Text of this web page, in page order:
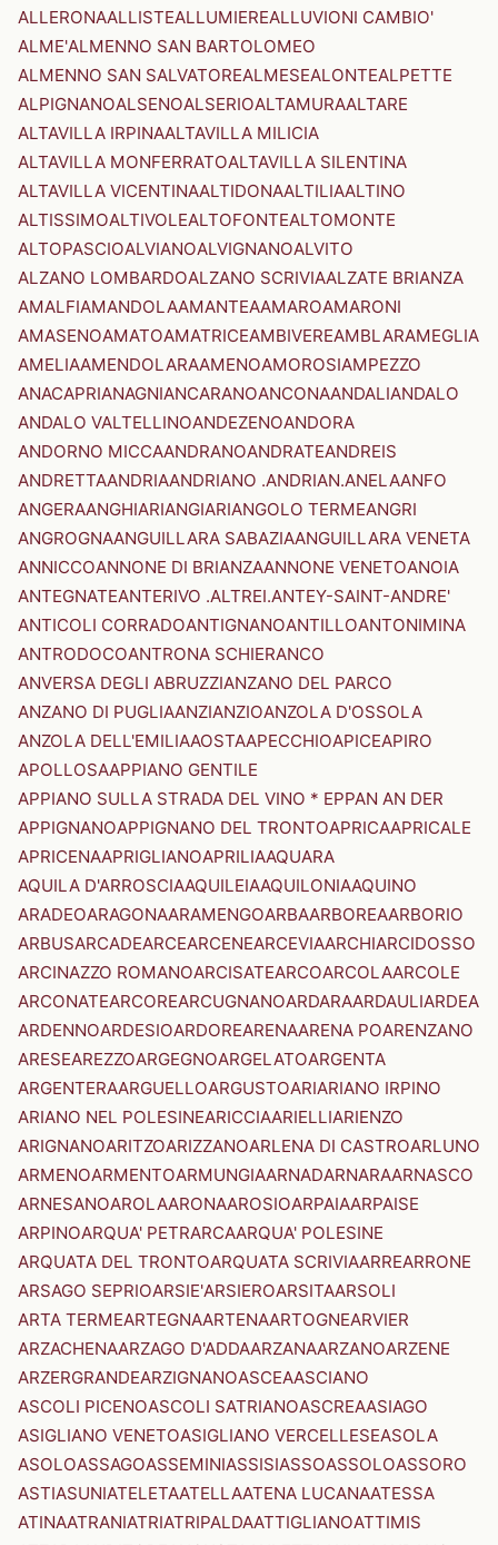
ALLERONAALLISTEALLUMIEREALLUVIONI CAMBIO'
ALME'ALMENNO SAN BARTOLOMEO
ALMENNO SAN SALVATOREALMESEALONTEALPETTE
ALPIGNANOALSENOALSERIOALTAMURAALTARE
ALTAVILLA IRPINAALTAVILLA MILICIA
ALTAVILLA MONFERRATOALTAVILLA SILENTINA
ALTAVILLA VICENTINAALTIDONAALTILIAALTINO
ALTISSIMOALTIVOLEALTOFONTEALTOMONTE
ALTOPASCIOALVIANOALVIGNANOALVITO
ALZANO LOMBARDOALZANO SCRIVIAALZATE BRIANZA
AMALFIAMANDOLAAMANTEAAMAROAMARONI
AMASENOAMATOAMATRICEAMBIVEREAMBLARAMEGLIA
AMELIAAMENDOLARAAMENOAMOROSIAMPEZZO
ANACAPRIANAGNIANCARANOANCONAANDALIANDALO
ANDALO VALTELLINOANDEZENOANDORA
ANDORNO MICCAANDRANOANDRATEANDREIS
ANDRETTAANDRIAANDRIANO .ANDRIAN.ANELAANFO
ANGERAANGHIARIANGIARIANGOLO TERMEANGRI
ANGROGNAANGUILLARA SABAZIAANGUILLARA VENETA
ANNICCOANNONE DI BRIANZAANNONE VENETOANOIA
ANTEGNATEANTERIVO .ALTREI.ANTEY-SAINT-ANDRE'
ANTICOLI CORRADOANTIGNANOANTILLOANTONIMINA
ANTRODOCOANTRONA SCHIERANCO
ANVERSA DEGLI ABRUZZIANZANO DEL PARCO
ANZANO DI PUGLIAANZIANZIOANZOLA D'OSSOLA
ANZOLA DELL'EMILIAAOSTAAPECCHIOAPICEAPIRO
APOLLOSAAPPIANO GENTILE
APPIANO SULLA STRADA DEL VINO * EPPAN AN DER
APPIGNANOAPPIGNANO DEL TRONTOAPRICAAPRICALE
APRICENAAPRIGLIANOAPRILIAAQUARA
AQUILA D'ARROSCIAAQUILEIAAQUILONIAAQUINO
ARADEOARAGONAARAMENGOARBAARBOREAARBORIO
ARBUSARCADEARCEARCENEARCEVIAARCHIARCIDOSSO
ARCINAZZO ROMANOARCISATEARCOARCOLAARCOLE
ARCONATEARCOREARCUGNANOARDARAARDAULIARDEA
ARDENNOARDESIOARDOREARENAARENA POARENZANO
ARESEAREZZOARGEGNOARGELATOARGENTA
ARGENTERAARGUELLOARGUSTOARIARIANO IRPINO
ARIANO NEL POLESINEARICCIAARIELLIARIENZO
ARIGNANOARITZOARIZZANOARLENA DI CASTROARLUNO
ARMENOARMENTOARMUNGIAARNADARNARAARNASCO
ARNESANOAROLAARONAAROSIOARPAIAARPAISE
ARPINOARQUA' PETRARCAARQUA' POLESINE
ARQUATA DEL TRONTOARQUATA SCRIVIAARREARRONE
ARSAGO SEPRIOARSIE'ARSIEROARSITAARSOLI
ARTA TERMEARTEGNAARTENAARTOGNEARVIER
ARZACHENAARZAGO D'ADDAARZANAARZANOARZENE
ARZERGRANDEARZIGNANOASCEAASCIANO
ASCOLI PICENOASCOLI SATRIANOASCREAASIAGO
ASIGLIANO VENETOASIGLIANO VERCELLESEASOLA
ASOLOASSAGOASSEMINIASSISIASSOASSOLOASSORO
ASTIASUNIATELETAATELLAATENA LUCANAATESSA
ATINAATRANIATRIATRIPALDAATTIGLIANOATTIMIS